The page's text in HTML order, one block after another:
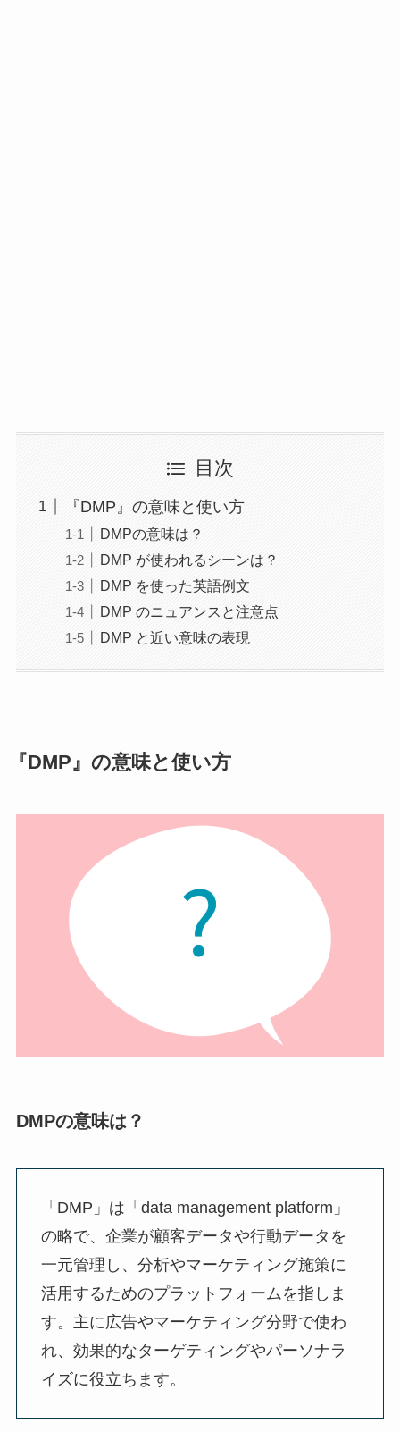
目次
『DMP』の意味と使い方
DMPの意味は？
DMP が使われるシーンは？
DMP を使った英語例文
DMP のニュアンスと注意点
DMP と近い意味の表現
『DMP』の意味と使い方
DMPの意味は？
「DMP」は「data management platform」
の略で、企業が顧客データや行動データを
一元管理し、分析やマーケティング施策に
活用するためのプラットフォームを指しま
す。主に広告やマーケティング分野で使わ
れ、効果的なターゲティングやパーソナラ
イズに役立ちます。